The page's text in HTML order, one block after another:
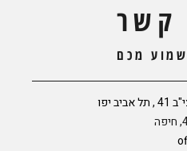
קשר
מכם
יפו